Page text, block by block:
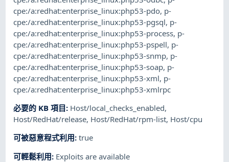
cpe:/a:redhat:enterprise_linux:php53-pdo, p-
cpe:/a:redhat:enterprise_linux:php53-pgsql, p-
cpe:/a:redhat:enterprise_linux:php53-process, p-
cpe:/a:redhat:enterprise_linux:php53-pspell, p-
cpe:/a:redhat:enterprise_linux:php53-snmp, p-
cpe:/a:redhat:enterprise_linux:php53-soap, p-
cpe:/a:redhat:enterprise_linux:php53-xml, p-
cpe:/a:redhat:enterprise_linux:php53-xmlrpc
必要的 KB 項目: Host/local_checks_enabled,
Host/RedHat/release, Host/RedHat/rpm-list, Host/cpu
可被惡意程式利用:true
可輕鬆利用: Exploits are available